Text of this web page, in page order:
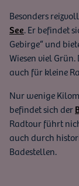
Besonders
See. Er befindet
Gebirge“ und
Wiesen viel
auch für kleine
Nur wenige
befindet sich der
Radtour führt
auch durch
Badestellen.